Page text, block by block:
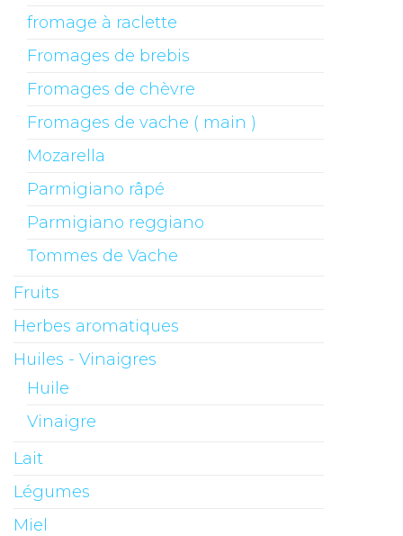
fromage à raclette
Fromages de brebis
Fromages de chèvre
Fromages de vache ( main )
Mozarella
Parmigiano râpé
Parmigiano reggiano
Tommes de Vache
Fruits
Herbes aromatiques
Huiles - Vinaigres
Huile
Vinaigre
Lait
Légumes
Miel